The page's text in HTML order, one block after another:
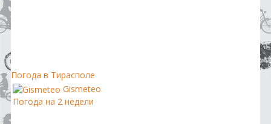
Погода в Тирасполе
Gismeteo
Погода на 2 недели